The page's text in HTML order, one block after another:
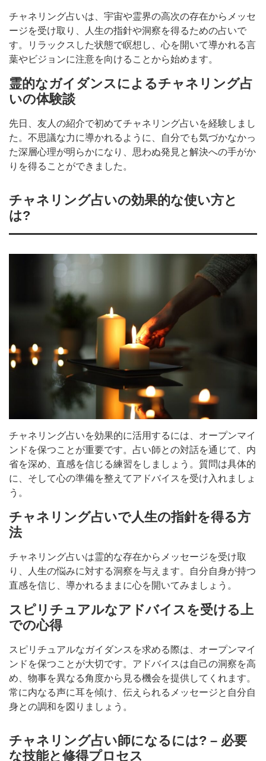
チャネリング占いは、宇宙や霊界の高次の存在からメッセ
ージを受け取り、人生の指針や洞察を得るための占いで
す。リラックスした状態で瞑想し、心を開いて導かれる言
葉やビジョンに注意を向けることから始めます。
霊的なガイダンスによるチャネリング占
いの体験談
先日、友人の紹介で初めてチャネリング占いを経験しまし
た。不思議な力に導かれるように、自分でも気づかなかっ
た深層心理が明らかになり、思わぬ発見と解決への手がか
りを得ることができました。
チャネリング占いの効果的な使い方と
は?
チャネリング占いを効果的に活用するには、オープンマイ
ンドを保つことが重要です。占い師との対話を通じて、内
省を深め、直感を信じる練習をしましょう。質問は具体的
に、そして心の準備を整えてアドバイスを受け入れましょ
う。
チャネリング占いで人生の指針を得る方
法
チャネリング占いは霊的な存在からメッセージを受け取
り、人生の悩みに対する洞察を与えます。自分自身が持つ
直感を信じ、導かれるままに心を開いてみましょう。
スピリチュアルなアドバイスを受ける上
での心得
スピリチュアルなガイダンスを求める際は、オープンマイ
ンドを保つことが大切です。アドバイスは自己の洞察を高
め、物事を異なる角度から見る機会を提供してくれます。
常に内なる声に耳を傾け、伝えられるメッセージと自分自
身との調和を図りましょう。
チャネリング占い師になるには? – 必要
な技能と修得プロセス